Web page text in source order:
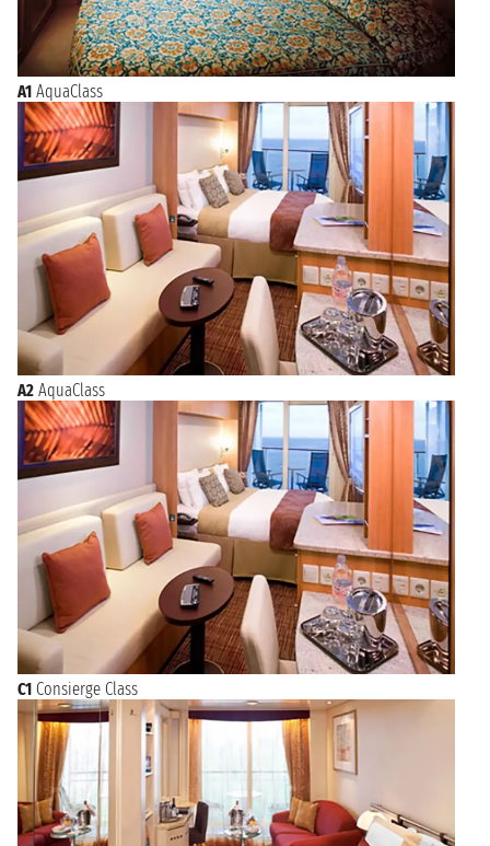
A1 AquaClass
A2 AquaClass
C1 Consierge Class